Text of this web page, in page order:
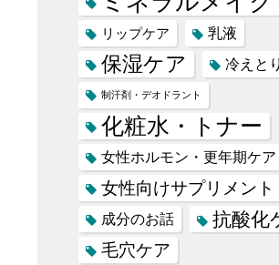
リップケア 乳液
保湿ケア 冷えとり
制汗剤・デオドラント
化粧水・トナー
女性ホルモン・更年期ケア
女性向けサプリメント
成分のお話 抗酸化
毛穴ケア